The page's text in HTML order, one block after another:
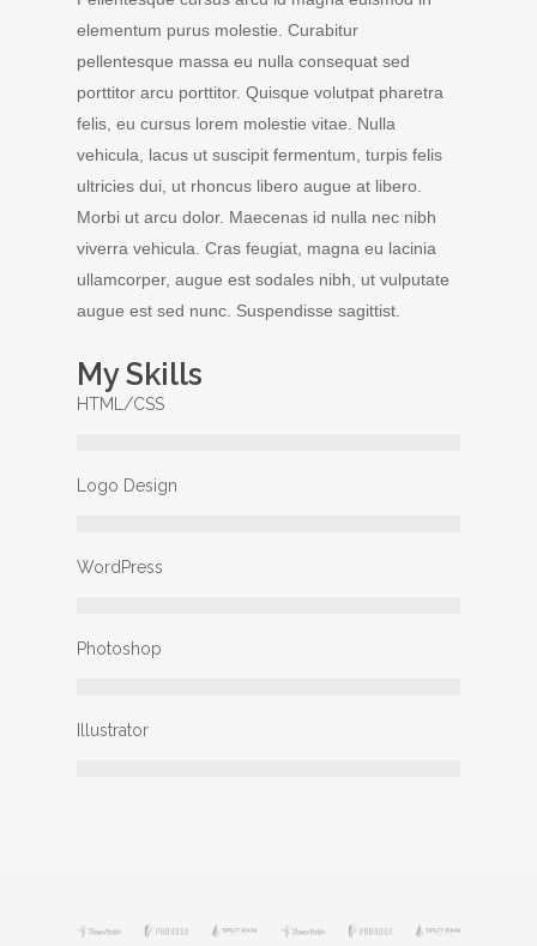
elementum purus molestie. Curabitur
pellentesque massa eu nulla consequat sed
porttitor arcu porttitor. Quisque volutpat pharetra
felis, eu cursus lorem molestie vitae. Nulla
vehicula, lacus ut suscipit fermentum, turpis felis
ultricies dui, ut rhoncus libero augue at libero.
Morbi ut arcu dolor. Maecenas id nulla nec nibh
viverra vehicula. Cras feugiat, magna eu lacinia
ullamcorper, augue est sodales nibh, ut vulputate
augue est sed nunc. Suspendisse sagittist.
My Skills
HTML/CSS
Logo Design
WordPress
Photoshop
Illustrator